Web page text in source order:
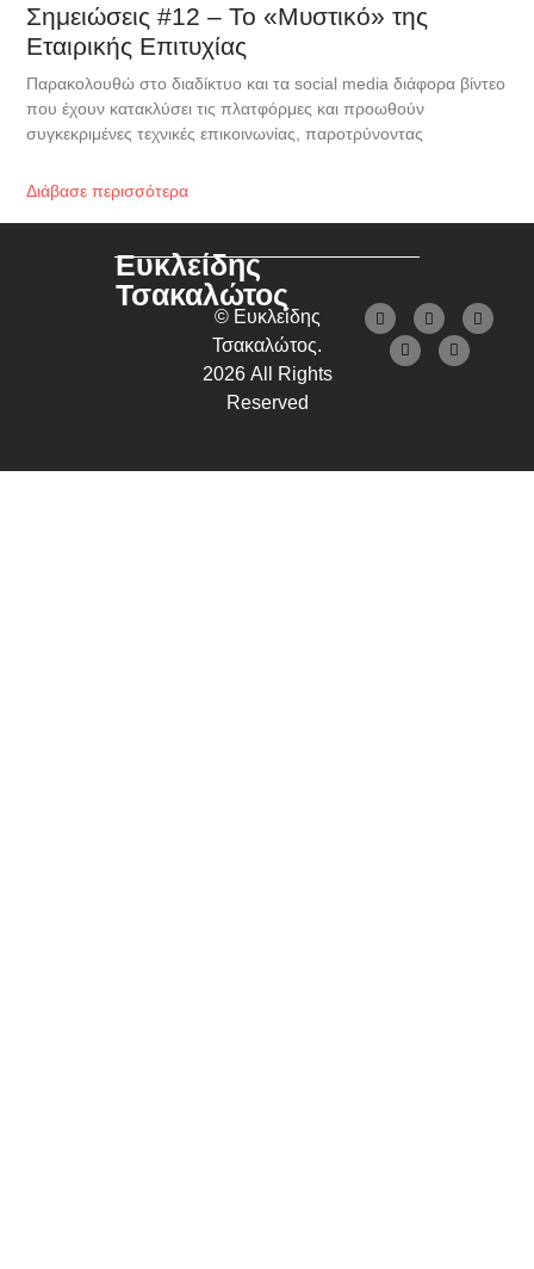
Σημειώσεις #12 – Το «Μυστικό» της
Εταιρικής Επιτυχίας
Παρακολουθώ στο διαδίκτυο και τα social media διάφορα βίντεο
που έχουν κατακλύσει τις πλατφόρμες και προωθούν
συγκεκριμένες τεχνικές επικοινωνίας, παροτρύνοντας
Διάβασε περισσότερα
Ευκλείδης
Τσακαλώτος
© Ευκλείδης
Τσακαλώτος.
2026 All Rights
Reserved